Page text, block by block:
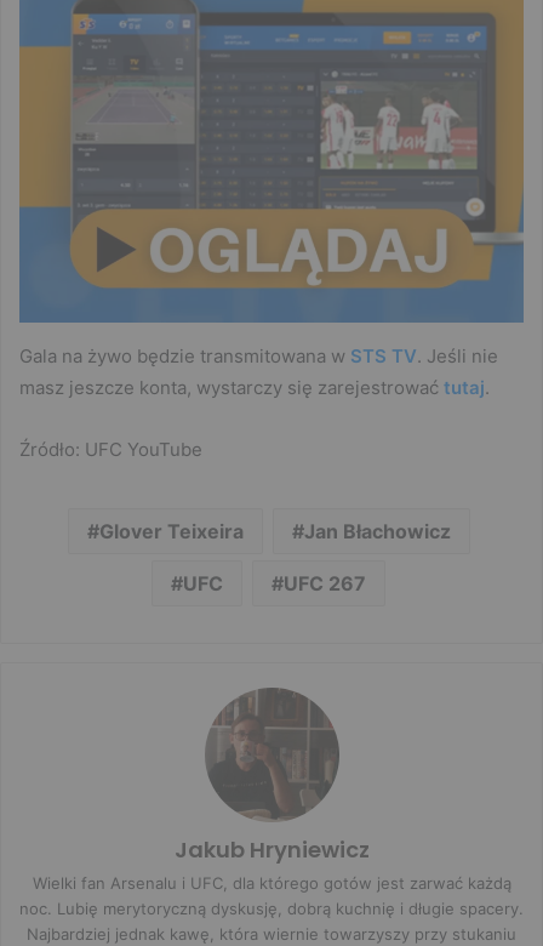
Gala na żywo będzie transmitowana w STS TV. Jeśli nie
masz jeszcze konta, wystarczy się zarejestrować tutaj.
Źródło: UFC YouTube
Glover Teixeira Jan Błachowicz
UFC UFC 267
Jakub Hryniewicz
Wielki fan Arsenalu i UFC, dla którego gotów jest zarwać każdą
noc. Lubię merytoryczną dyskusję, dobrą kuchnię i długie spacery.
Najbardziej jednak kawę, która wiernie towarzyszy przy stukaniu